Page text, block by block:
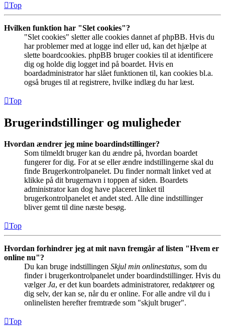
Top
Hvilken funktion har "Slet cookies"?
"Slet cookies" sletter alle cookies dannet af phpBB. Hvis du
har problemer med at logge ind eller ud, kan det hjælpe at
slette boardcookies. phpBB bruger cookies til at identificere
dig og holde dig logget ind på boardet. Hvis en
boardadministrator har slået funktionen til, kan cookies bl.a.
også bruges til at registrere, hvilke indlæg du har læst.
Top
Brugerindstillinger og muligheder
Hvordan ændrer jeg mine boardindstillinger?
Som tilmeldt bruger kan du ændre på, hvordan boardet
fungerer for dig. For at se eller ændre indstillingerne skal du
finde Brugerkontrolpanelet. Du finder normalt linket ved at
klikke på dit brugernavn i toppen af siden. Boardets
administrator kan dog have placeret linket til
brugerkontrolpanelet et andet sted. Alle dine indstillinger
bliver gemt til dine næste besøg.
Top
Hvordan forhindrer jeg at mit navn fremgår af listen "Hvem er
online nu"?
Du kan bruge indstillingen Skjul min onlinestatus, som du
finder i brugerkontrolpanelet under boardindstillinger. Hvis du
vælgerJa, er det kun boardets administratorer, redaktører og
dig selv, der kan se, når du er online. For alle andre vil du i
onlinelisten herefter fremtræde som "skjult bruger".
Top